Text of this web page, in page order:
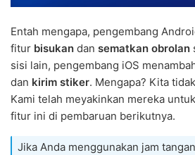
Entah mengapa, pengembang
fitur bisukan dan sematkan obrolan
sisi lain, pengembang iOS
dan kirim stiker. Mengapa? Kita
Kami telah meyakinkan mereka
fitur ini di pembaruan berikutnya.
Jika Anda menggunakan jam